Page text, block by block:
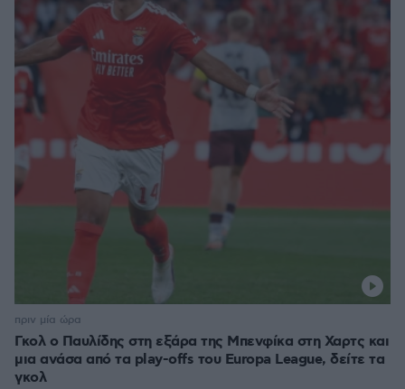
Γκολ ο Παυλίδης στη εξάρα της Μπενφίκα στη Χαρτς και
μια ανάσα από τα play-offs του Europa League, δείτε τα
γκολ
πριν μία ώρα